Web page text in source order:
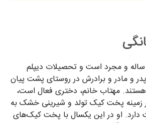
خانم مهتاب امینی 21 ساله و مجرد است و تحصیلات دیپلم
و مادر و برادرش در روستای پشت پیان
مهتاب خانم، دختری فعال است،
زمینه پخت کیک تولد و شیرینی خشک به
دارد. او در این یکسال با پخت کیک‌های